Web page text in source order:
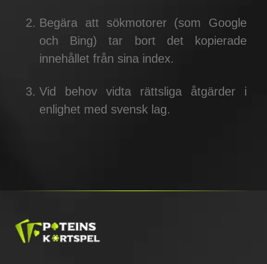
Begära att sökmotorer (som Google
och Bing) tar bort det kopierade
innehållet från sina index.
Vid behov vidta rättsliga åtgärder i
enlighet med svensk lag.